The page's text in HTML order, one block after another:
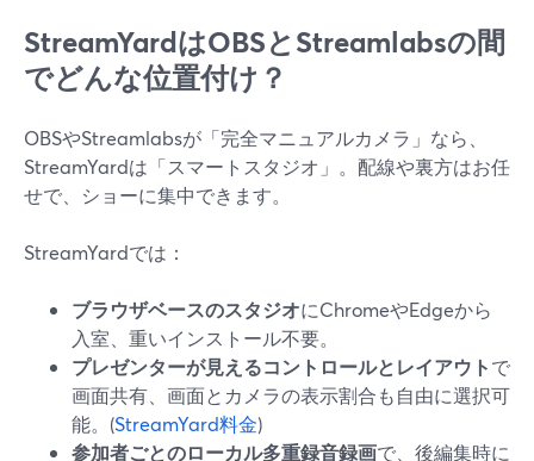
StreamYardはOBSとStreamlabsの間
でどんな位置付け？
OBSやStreamlabsが「完全マニュアルカメラ」なら、
StreamYardは「スマートスタジオ」。配線や裏方はお任
せで、ショーに集中できます。
StreamYardでは：
ブラウザベースのスタジオにChromeやEdgeから
入室、重いインストール不要。
プレゼンターが見えるコントロールとレイアウトで
画面共有、画面とカメラの表示割合も自由に選択可
能。(StreamYard料金)
参加者ごとのローカル多重録音録画で、後編集時に